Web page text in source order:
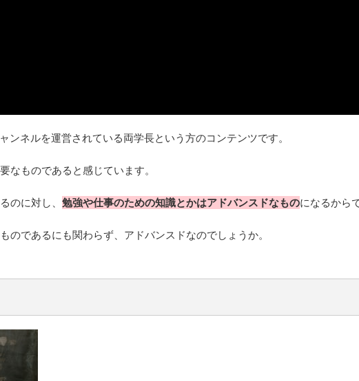
ネルを運営されている両学長という方のコンテンツです。
なものであると感じています。
のに対し、 勉強や仕事のための知識とかはアドバンスドなものになるから
であるにも関わらず、アドバンスドなのでしょうか。